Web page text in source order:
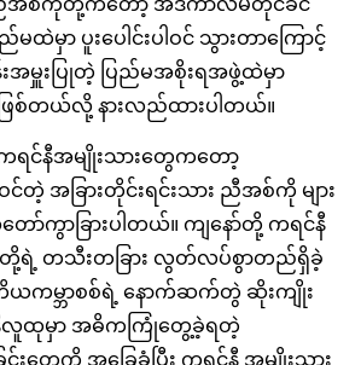
မှာ ပူးပေါင်းပါဝင် သွားတာကြောင့်
အမှူးပြုတဲ့ ပြည်မအစိုးရအဖွဲ့ထဲမှာ
ဖြစ်တယ်လို့ နားလည်ထားပါတယ်။
ရင်နီအမျိုးသားတွေကတော့
င်တဲ့ အခြားတိုင်းရင်းသား ညီအစ်ကို များ
ကွာခြားပါတယ်။ ကျနော်တို့ ကရင်နီ
ရဲ့ တသီးတခြား လွတ်လပ်စွာတည်ရှိခဲ့
ကမ္ဘာစစ်ရဲ့ နောက်ဆက်တွဲ ဆိုးကျိုး
လူထုမှာ အဓိကကြုံတွေ့ခဲ့ရတဲ့